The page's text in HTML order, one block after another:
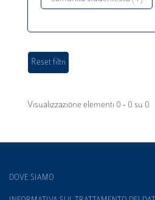
Visualizzazione elementi 0 - 0 su 0
DOVE SIAMO